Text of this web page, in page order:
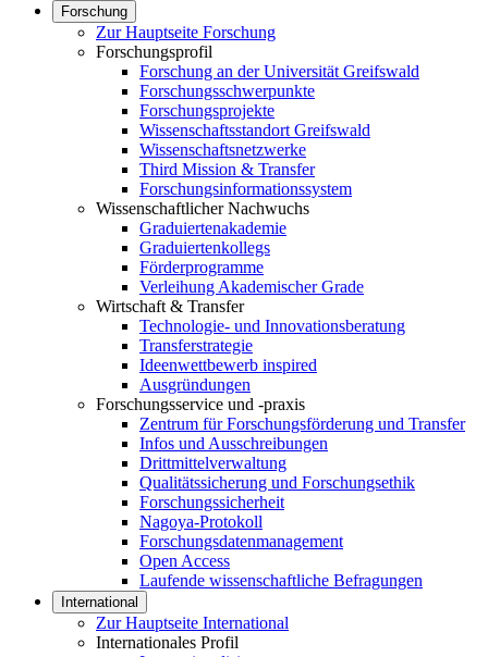
Forschung
Zur Hauptseite Forschung
Forschungsprofil
Forschung an der Universität Greifswald
Forschungsschwerpunkte
Forschungsprojekte
Wissenschaftsstandort Greifswald
Wissenschaftsnetzwerke
Third Mission & Transfer
Forschungsinformationssystem
Wissenschaftlicher Nachwuchs
Graduiertenakademie
Graduiertenkollegs
Förderprogramme
Verleihung Akademischer Grade
Wirtschaft & Transfer
Technologie- und Innovationsberatung
Transferstrategie
Ideenwettbewerb inspired
Ausgründungen
Forschungsservice und -praxis
Zentrum für Forschungsförderung und Transfer
Infos und Ausschreibungen
Drittmittelverwaltung
Qualitätssicherung und Forschungsethik
Forschungssicherheit
Nagoya-Protokoll
Forschungsdatenmanagement
Open Access
Laufende wissenschaftliche Befragungen
International
Zur Hauptseite International
Internationales Profil